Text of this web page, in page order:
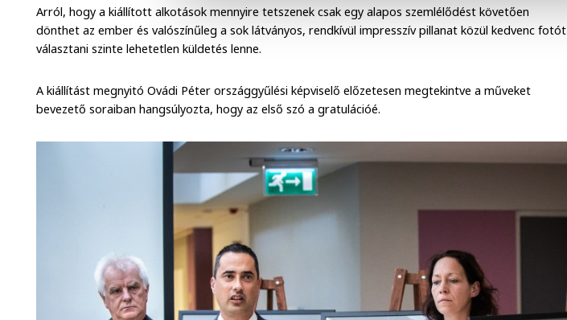
Arról, hogy a kiállított alkotások mennyire tetszenek csak egy alapos szemlélődést követően
dönthet az ember és valószínűleg a sok látványos, rendkívül impresszív pillanat közül kedvenc fotót
választani szinte lehetetlen küldetés lenne.
A kiállítást megnyitó Ovádi Péter országgyűlési képviselő előzetesen megtekintve a műveket
bevezető soraiban hangsúlyozta, hogy az első szó a gratulációé.